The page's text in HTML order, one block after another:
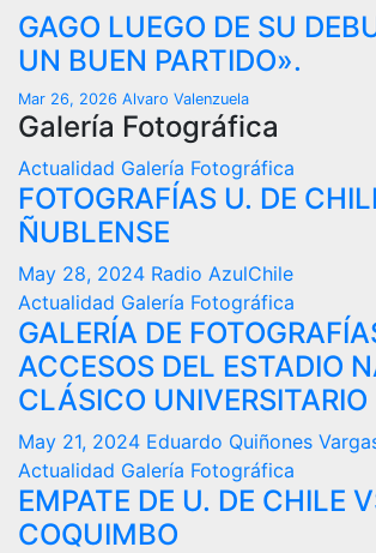
GAGO LUEGO DE SU
UN BUEN PARTIDO».
Mar 26, 2026 Alvaro Valenzuela
Galería Fotográfica
Actualidad Galería Fotográfica
FOTOGRAFÍAS U. DE
ÑUBLENSE
May 28, 2024 Radio AzulChile
Actualidad Galería Fotográfica
GALERÍA DE
ACCESOS DEL ESTADIO
CLÁSICO UNIVERSITARIO
May 21, 2024 Eduardo Quiñones
Actualidad Galería Fotográfica
EMPATE DE U. DE CHILE
COQUIMBO